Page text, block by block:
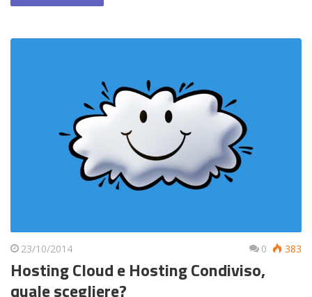
23/10/2014 0 383
Hosting Cloud e Hosting Condiviso,
quale scegliere?